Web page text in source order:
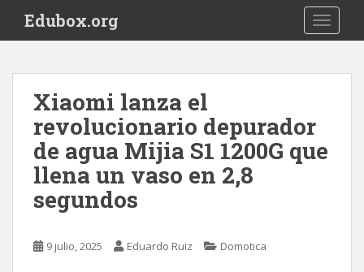
i
Edubox.org
Xiaomi lanza el
revolucionario depurador
de agua Mijia S1 1200G que
llena un vaso en 2,8
segundos
9 julio, 2025 Eduardo Ruiz Domotica